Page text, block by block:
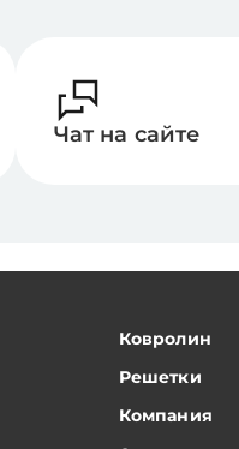
Чат на сайте
Ковролин
Решетки
Компания